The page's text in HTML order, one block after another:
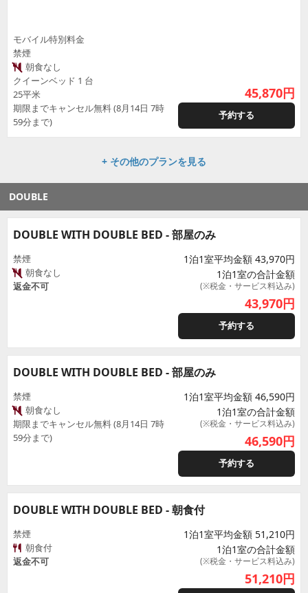
モバイル特別料金
禁煙
朝食なし
クイーンベッド 1 台
25平米
期限までキャンセル無料 (8月14日 7時
59分まで)
45,870円
予約する
+ その他のプランを見る
DOUBLE
DOUBLE WITH DOUBLE BED - 部屋のみ
禁煙
朝食なし
返金不可
1泊1室平均金額 43,970円
1泊1室の合計金額
(※税金・サービス料込み)
43,970円
予約する
DOUBLE WITH DOUBLE BED - 部屋のみ
禁煙
朝食なし
期限までキャンセル無料 (8月14日 7時
59分まで)
1泊1室平均金額 46,590円
1泊1室の合計金額
(※税金・サービス料込み)
46,590円
予約する
DOUBLE WITH DOUBLE BED - 朝食付
禁煙
朝食付
返金不可
1泊1室平均金額 51,210円
1泊1室の合計金額
(※税金・サービス料込み)
51,210円